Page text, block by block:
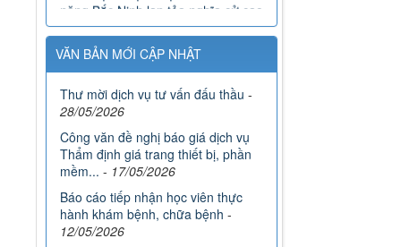
đẹp hưởng ứng chiến dịch “Những
giọt máu hồng - Hè ”năm 2026
Đoàn viên Bệnh viện Phục hồi
chức năng Bắc Ninh đạt giải cuộc
thi viết “Bữa cơm gia đình”
VĂN BẢN MỚI CẬP NHẬT
Thư mời dịch vụ tư vấn đấu thầu -
28/05/2026
Công văn đề nghị báo giá dịch vụ
Thẩm định giá trang thiết bị, phần
mềm... - 17/05/2026
Báo cáo tiếp nhận học viên thực
hành khám bệnh, chữa bệnh -
12/05/2026